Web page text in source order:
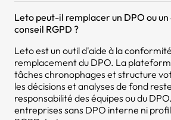
Leto peut-il remplacer un DPO ou
conseil RGPD ?
Leto est un outil d'aide à la
remplacement du DPO. La
tâches chronophages et structure
les décisions et analyses de fond
responsabilité des équipes ou du
entreprises sans DPO interne ni